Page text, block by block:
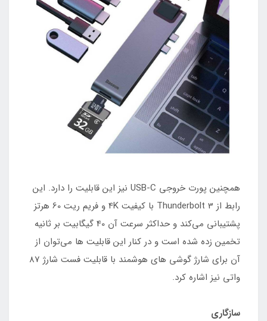
همچنین پورت خروجی USB-C نیز این قابلیت را دارد. این
رابط از Thunderbolt 3 با کیفیت 4K و فریم ریت 60 هرتز
پشتیبانی می‌کند و حداکثر سرعت آن 40 گیگابیت بر ثانیه
تخمین زده شده است و در کنار این قابلیت ها می‌توان از
آن برای شارژ گوشی های هوشمند با قابلیت فست شارژ 87
واتی نیز اشاره کرد.
سازگاری